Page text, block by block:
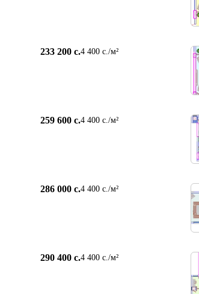
233 200 c.4 400 c./м²
259 600 c.4 400 c./м²
286 000 c.4 400 c./м²
290 400 c.4 400 c./м²